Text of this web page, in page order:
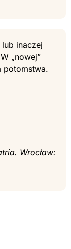
inaczej
„nowej”
potomstwa.
Wrocław: